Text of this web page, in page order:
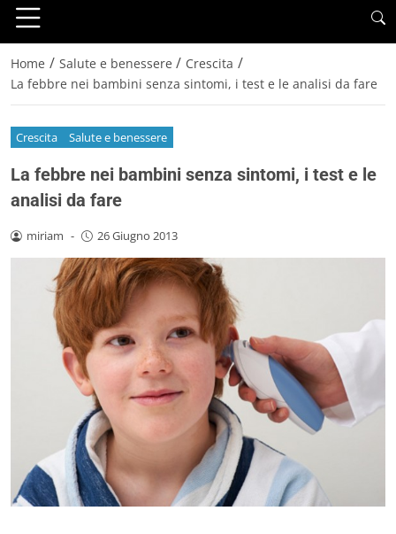
Home / Salute e benessere / Crescita /
La febbre nei bambini senza sintomi, i test e le analisi da fare
Crescita Salute e benessere
La febbre nei bambini senza sintomi, i test e le
analisi da fare
miriam - 26 Giugno 2013